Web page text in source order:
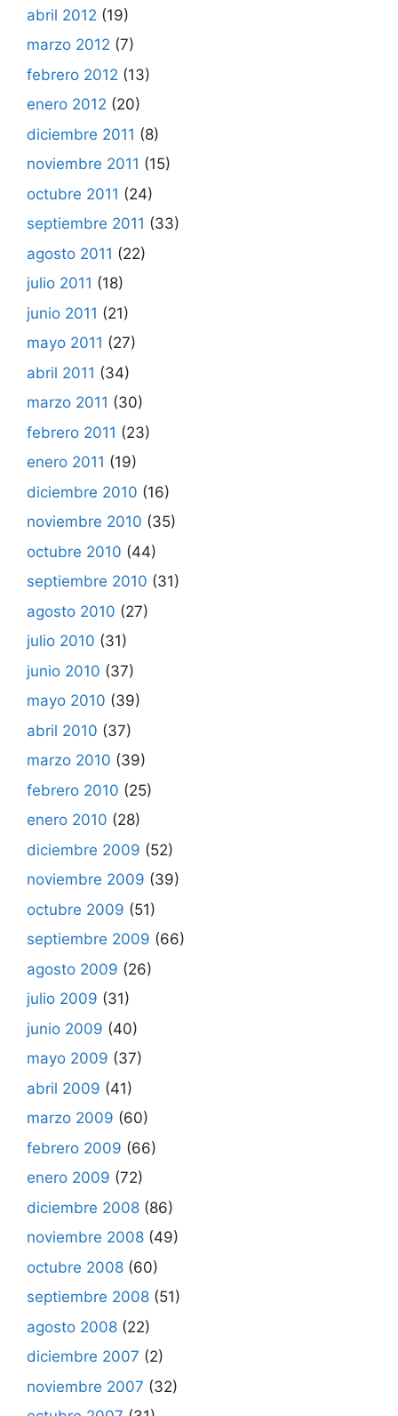
abril 2012 (19)
marzo 2012 (7)
febrero 2012 (13)
enero 2012 (20)
diciembre 2011 (8)
noviembre 2011 (15)
octubre 2011 (24)
septiembre 2011 (33)
agosto 2011 (22)
julio 2011 (18)
junio 2011 (21)
mayo 2011 (27)
abril 2011 (34)
marzo 2011 (30)
febrero 2011 (23)
enero 2011 (19)
diciembre 2010 (16)
noviembre 2010 (35)
octubre 2010 (44)
septiembre 2010 (31)
agosto 2010 (27)
julio 2010 (31)
junio 2010 (37)
mayo 2010 (39)
abril 2010 (37)
marzo 2010 (39)
febrero 2010 (25)
enero 2010 (28)
diciembre 2009 (52)
noviembre 2009 (39)
octubre 2009 (51)
septiembre 2009 (66)
agosto 2009 (26)
julio 2009 (31)
junio 2009 (40)
mayo 2009 (37)
abril 2009 (41)
marzo 2009 (60)
febrero 2009 (66)
enero 2009 (72)
diciembre 2008 (86)
noviembre 2008 (49)
octubre 2008 (60)
septiembre 2008 (51)
agosto 2008 (22)
diciembre 2007 (2)
noviembre 2007 (32)